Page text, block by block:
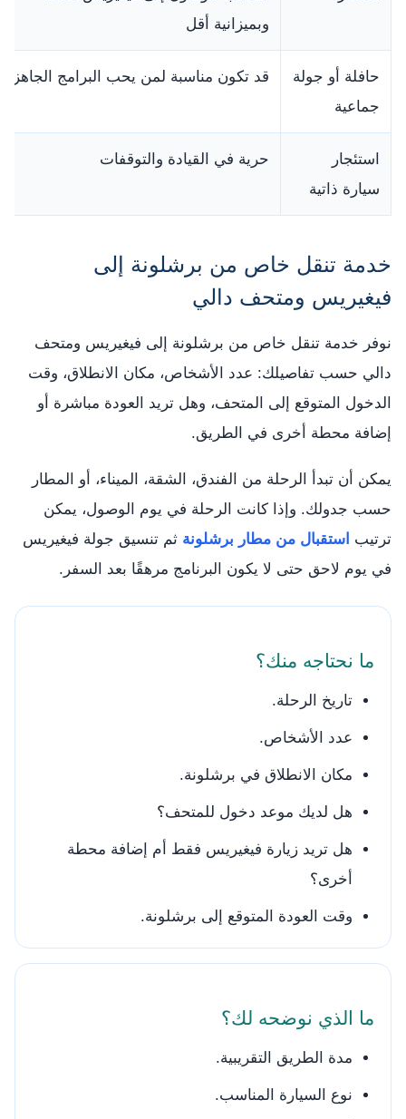
وبميزانية أقل
حافلة أو جولة
جماعية
قد تكون مناسبة لمن يحب البرامج الجاهزة
استئجار
سيارة ذاتية
حرية في القيادة والتوقفات
خدمة تنقل خاص من برشلونة إلى
فيغيريس ومتحف دالي
نوفر خدمة تنقل خاص من برشلونة إلى فيغيريس ومتحف
دالي حسب تفاصيلك: عدد الأشخاص، مكان الانطلاق، وقت
الدخول المتوقع إلى المتحف، وهل تريد العودة مباشرة أو
إضافة محطة أخرى في الطريق.
يمكن أن تبدأ الرحلة من الفندق، الشقة، الميناء، أو المطار
حسب جدولك. وإذا كانت الرحلة في يوم الوصول، يمكن
ترتيب استقبال من مطار برشلونة ثم تنسيق جولة فيغيريس
في يوم لاحق حتى لا يكون البرنامج مرهقًا بعد السفر.
ما نحتاجه منك؟
تاريخ الرحلة.
عدد الأشخاص.
مكان الانطلاق في برشلونة.
هل لديك موعد دخول للمتحف؟
هل تريد زيارة فيغيريس فقط أم إضافة محطة
أخرى؟
وقت العودة المتوقع إلى برشلونة.
ما الذي نوضحه لك؟
مدة الطريق التقريبية.
نوع السيارة المناسب.